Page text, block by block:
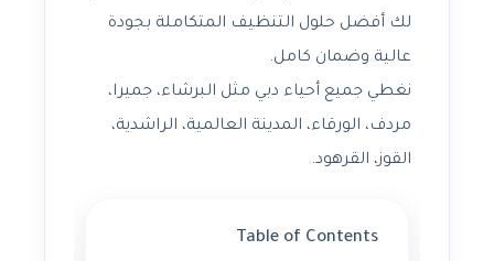
لك أفضل حلول التنظيف المتكاملة بجودة
عالية وضمان كامل.
نغطي جميع أحياء دبي مثل البرشاء، جميرا،
مردف، الورقاء، المدينة العالمية، الراشدية،
القوز، القرهود.
Table of Contents